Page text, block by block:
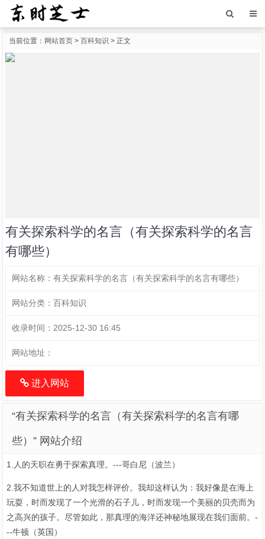
当前位置： 网站首页 > 百科知识 > 正文
有关探索科学的名言（有关探索科学的名言
有哪些）
网站名称： 有关探索科学的名言（有关探索科学的名言有哪些）
网站分类： 百科知识
收录时间： 2025-12-30 16:45
网站地址：
进入网站
“有关探索科学的名言（有关探索科学的名言有哪
些）” 网站介绍
1.人的天职在勇于探索真理。---哥白尼（波兰）
2.我不知道世上的人对我怎样评价。我却这样认为：我好像是在海上
玩耍，时而发现了一个光滑的石子儿，时而发现一个美丽的贝壳而为
之高兴的孩子。尽管如此，那真理的海洋还神秘地展现在我们面前。-
--牛顿（英国）